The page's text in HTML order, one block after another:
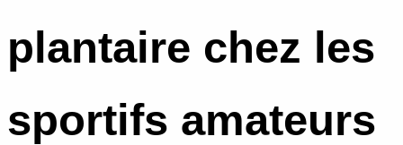
plantaire chez les
sportifs amateurs